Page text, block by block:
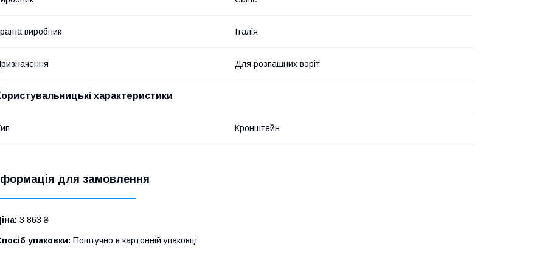
виробник Італія
Для розпашних воріт
характеристики
Кронштейн
для замовлення
3 863 ₴
упаковки: Поштучно в картонній упаковці